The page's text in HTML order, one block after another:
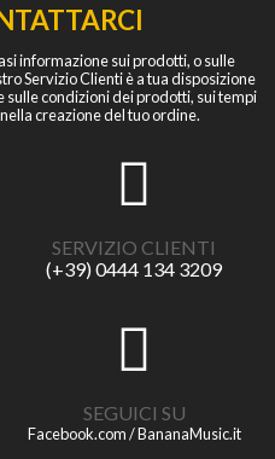
informazione sui prodotti, o sulle
Servizio Clienti è a tua disposizione
sulle condizioni dei prodotti, sui tempi
creazione del tuo ordine.
SERVIZIO CLIENTI
(+39) 0444 134 3209
SEGUICI SU
Facebook.com / BananaMusic.it